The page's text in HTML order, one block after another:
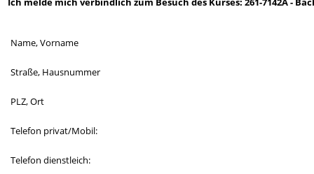
Name, Vorname
Straße, Hausnummer
PLZ, Ort
Telefon privat/Mobil:
Telefon dienstleich: